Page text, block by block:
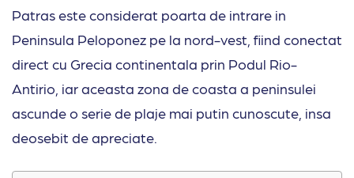
Patras este considerat poarta de intrare in
Peninsula Peloponez pe la nord-vest, fiind conectat
direct cu Grecia continentala prin Podul Rio-
Antirio, iar aceasta zona de coasta a peninsulei
ascunde o serie de plaje mai putin cunoscute, insa
deosebit de apreciate.